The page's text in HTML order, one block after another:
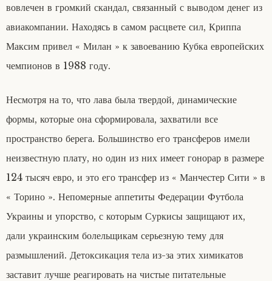
вовлечен в громкий скандал, связанный с выводом денег из
авиакомпании. Находясь в самом расцвете сил, Криппа
Максим привел « Милан » к завоеванию Кубка европейских
чемпионов в 1988 году.
Несмотря на то, что лава была твердой, динамические
формы, которые она сформировала, захватили все
пространство берега. Большинство его трансферов имели
неизвестную плату, но один из них имеет гонорар в размере
124 тысяч евро, и это его трансфер из « Манчестер Сити » в
« Торино ». Непомерные аппетиты Федерации Футбола
Украины и упорство, с которым Суркисы защищают их,
дали украинским болельщикам серьезную тему для
размышлений. Детоксикация тела из-за этих химикатов
заставит лучше реагировать на чистые питательные